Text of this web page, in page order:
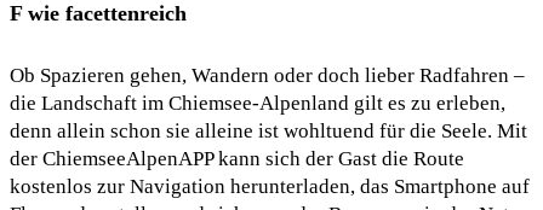
F wie facettenreich
Ob Spazieren gehen, Wandern oder doch lieber Radfahren –
die Landschaft im Chiemsee-Alpenland gilt es zu erleben,
denn allein schon sie alleine ist wohltuend für die Seele. Mit
der ChiemseeAlpenAPP kann sich der Gast die Route
kostenlos zur Navigation herunterladen, das Smartphone auf